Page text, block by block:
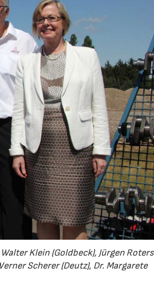
Klein (Goldbeck), Jürgen Roters
Scherer (Deutz), Dr. Margarete